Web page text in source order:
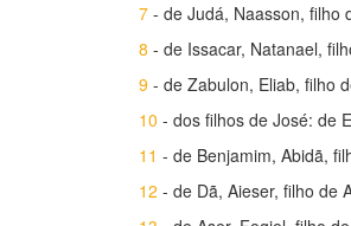
7 - de Judá, Naasson, filho
8 - de Issacar, Natanael,
9 - de Zabulon, Eliab, filho
10 - dos filhos de José: de
11 - de Benjamim, Abidã,
12 - de Dã, Aieser, filho de